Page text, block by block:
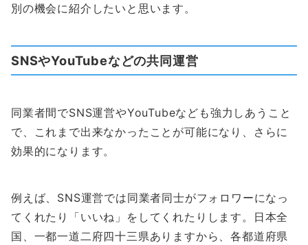
別の機会に紹介したいと思います。
SNSやYouTubeなどの共同運営
同業者間でSNS運営やYouTubeなども強力しあうこと
で、これまで出来なかったことが可能になり、さらに
効果的になります。
例えば、SNS運営では同業者同士がフォロワーになっ
てくれたり「いいね」をしてくれたりします。日本全
国、一都一道二府四十三県ありますから、各都道府県